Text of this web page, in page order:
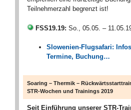
Teilnehmerzahl begrenzt ist!
FSS19.19: So., 05.05. –
Slowenien-Flugsafari:
Termine, Buchung…
Soaring – Thermik –
STR-Wochen und Trainings 2019
Seit Einführung unserer STR-